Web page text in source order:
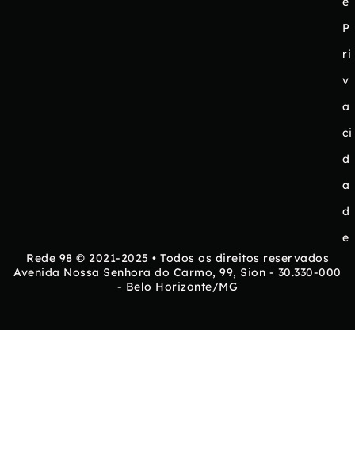
P
ri
v
a
ci
d
a
d
e
Rede 98 © 2021-2025 • Todos os direitos reservados
Avenida Nossa Senhora do Carmo, 99, Sion - 30.330-000
- Belo Horizonte/MG